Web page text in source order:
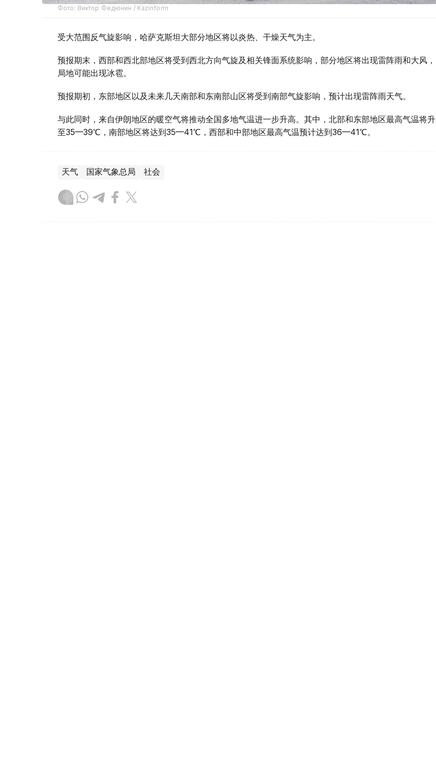
Фото: Виктор Федюнин / Kazinform
受大范围反气旋影响，哈萨克斯坦大部分地区将以炎热、干燥天气为主。
预报期末，西部和西北部地区将受到西北方向气旋及相关锋面系统影响，部分地区将出现雷阵雨和大风，
局地可能出现冰雹。
预报期初，东部地区以及未来几天南部和东南部山区将受到南部气旋影响，预计出现雷阵雨天气。
与此同时，来自伊朗地区的暖空气将推动全国多地气温进一步升高。其中，北部和东部地区最高气温将升
至35—39℃，南部地区将达到35—41℃，西部和中部地区最高气温预计达到36—41℃。
天气 国家气象总局 社会